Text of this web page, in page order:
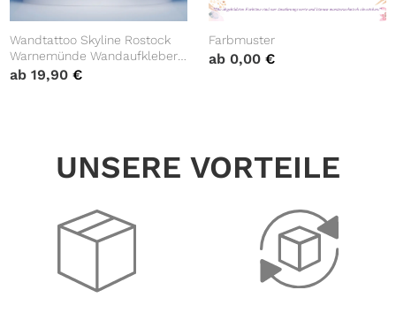
Wandtattoo Skyline Rostock
Warnemünde Wandaufkleber
Heimat Heimatliebe Ostsee
ab19,90€
Farbmuster
ab 0,00 €
UNSERE VORTEILE